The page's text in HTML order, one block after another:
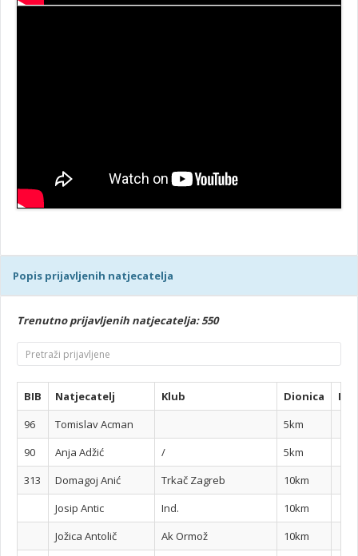
Popis prijavljenih natjecatelja
Trenutno prijavljenih natjecatelja: 550
BIB Natjecatelj Klub Dionica
96
Tomislav Acman
5km
90
Anja Adžić /
5km
313
Domagoj Anić Trkač Zagreb
10km
Josip Antic
Ind.
10km
Jožica Antolič
Ak Ormož
10km